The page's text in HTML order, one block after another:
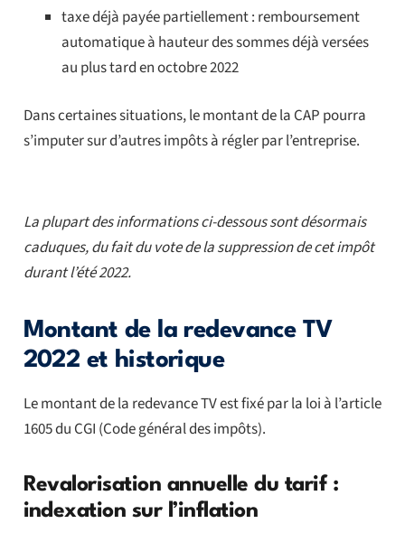
taxe déjà payée partiellement : remboursement
automatique à hauteur des sommes déjà versées
au plus tard en octobre 2022
Dans certaines situations, le montant de la CAP pourra
s’imputer sur d’autres impôts à régler par l’entreprise.
La plupart des informations ci-dessous sont désormais
caduques, du fait du vote de la suppression de cet impôt
durant l’été 2022.
Montant de la redevance TV
2022 et historique
Le montant de la redevance TV est fixé par la loi à l’article
1605 du CGI (Code général des impôts).
Revalorisation annuelle du tarif :
indexation sur l’inflation